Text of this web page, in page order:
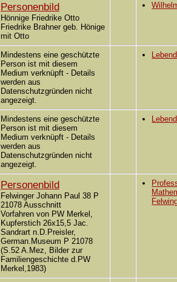
Personenbild
Hönnige Friedrike Otto
Friedrike Brahner geb. Hönige
mit Otto
Mindestens eine geschützte
Person ist mit diesem
Medium verknüpft - Details
werden aus
Datenschutzgründen nicht
angezeigt.
Lebend
Mindestens eine geschützte
Person ist mit diesem
Medium verknüpft - Details
werden aus
Datenschutzgründen nicht
angezeigt.
Lebend
Personenbild
Felwinger Johann Paul 38 P
21078 Ausschnitt
Vorfahren von PW Merkel,
Kupferstich 26x15,5 Jac.
Sandrart n.D.Preisler,
German.Museum P 21078
(S.52 A.Mez, Bilder zur
Familiengeschichte d.PW
Merkel,1983)